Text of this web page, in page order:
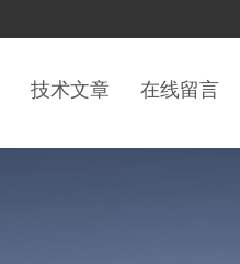
技术文章 在线留言